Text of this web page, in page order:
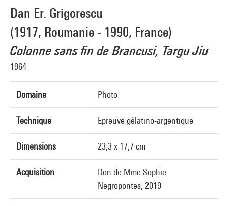
Dan Er. Grigorescu
(1917, Roumanie - 1990, France)
Colonne sans fin de Brancusi, Targu Jiu
1964
Domaine Photo
Technique Epreuve gélatino-argentique
Dimensions 23,3 x 17,7 cm
Acquisition
Don de Mme Sophie
Negropontes, 2019